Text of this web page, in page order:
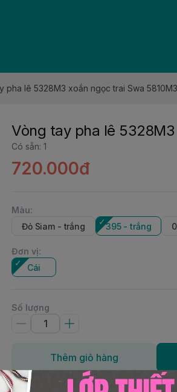
pha lê 5328M3 xoắn ngọc trai Swa 5810M3
Vòng tay pha lê
Có sẵn: 1
720.000đ
Màu:
Đỏ Siam - trắng
395 - trắng
Đơn vị:
Cái
Số lượng
Thêm giỏ hàng